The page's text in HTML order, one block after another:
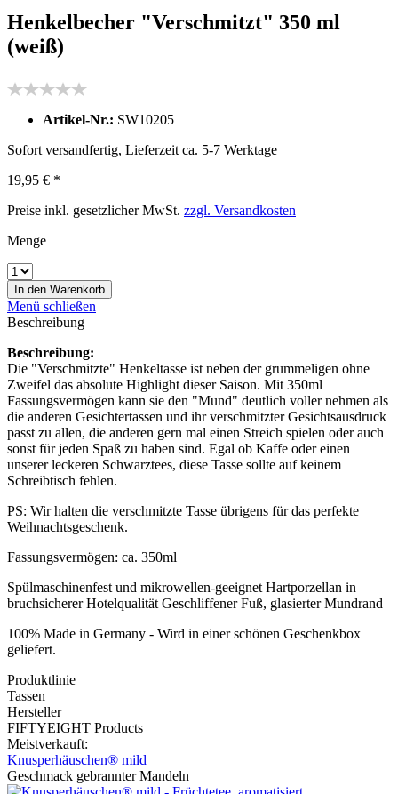
Henkelbecher "Verschmitzt" 350 ml
(weiß)
Artikel-Nr.: SW10205
Sofort versandfertig, Lieferzeit ca. 5-7 Werktage
19,95 € *
Preise inkl. gesetzlicher MwSt. zzgl. Versandkosten
Menge
In den Warenkorb
Menü schließen
Beschreibung
Beschreibung:
Die "Verschmitzte" Henkeltasse ist neben der grummeligen ohne
Zweifel das absolute Highlight dieser Saison. Mit 350ml
Fassungsvermögen kann sie den "Mund" deutlich voller nehmen als
die anderen Gesichtertassen und ihr verschmitzter Gesichtsausdruck
passt zu allen, die anderen gern mal einen Streich spielen oder auch
sonst für jeden Spaß zu haben sind. Egal ob Kaffe oder einen
unserer leckeren Schwarztees, diese Tasse sollte auf keinem
Schreibtisch fehlen.
PS: Wir halten die verschmitzte Tasse übrigens für das perfekte
Weihnachtsgeschenk.
Fassungsvermögen: ca. 350ml
Spülmaschinenfest und mikrowellen-geeignet Hartporzellan in
bruchsicherer Hotelqualität Geschliffener Fuß, glasierter Mundrand
100% Made in Germany - Wird in einer schönen Geschenkbox
geliefert.
Produktlinie
Tassen
Hersteller
FIFTYEIGHT Products
Meistverkauft:
Knusperhäuschen® mild
Geschmack gebrannter Mandeln